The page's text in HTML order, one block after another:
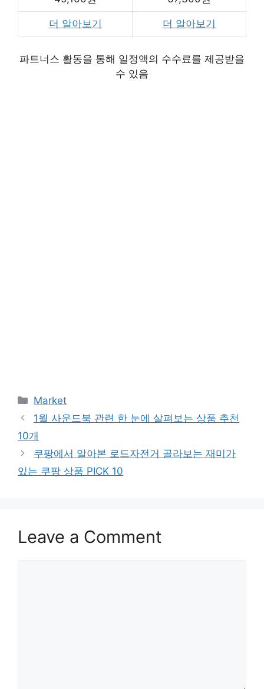
더 알아보기 더 알아보기
파트너스 활동을 통해 일정액의 수수료를 제공받을
수 있음
Categories
Market
1월 사운드북 관련 한 눈에 살펴보는 상품 추천
10개
쿠팡에서 알아본 로드자전거 골라보는 재미가
있는 쿠팡 상품 PICK 10
Leave a Comment